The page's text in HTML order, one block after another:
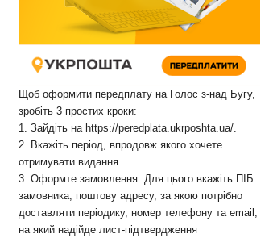
Щоб оформити передплату на Голос з-над Бугу,
зробіть 3 простих кроки:
1. Зайдіть на https://peredplata.ukrposhta.ua/.
2. Вкажіть період, впродовж якого хочете
отримувати видання.
3. Оформте замовлення. Для цього вкажіть ПІБ
замовника, поштову адресу, за якою потрібно
доставляти періодику, номер телефону та email,
на який надійде лист-підтвердження